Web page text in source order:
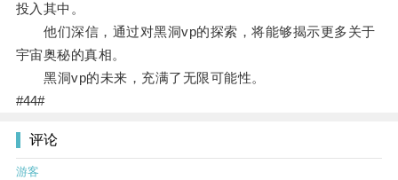
投入其中。
他们深信，通过对黑洞vp的探索，将能够揭示更多关于
宇宙奥秘的真相。
黑洞vp的未来，充满了无限可能性。
#44#
评论
游客